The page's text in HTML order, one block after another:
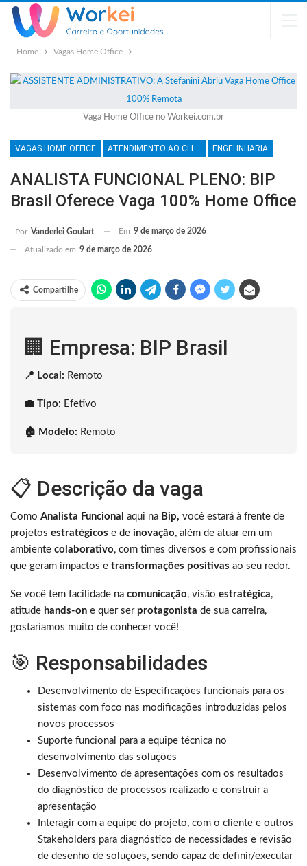
Home Vagas Home Office
Vaga Home Office no Workei.com.br
VAGAS HOME OFFICE ATENDIMENTO AO CLIENTE ENGEHNHARIA
ANALISTA FUNCIONAL PLENO: BIP
Brasil Oferece Vaga 100% Home Office
Por Vanderlei Goulart Em 9 de março de 2026
Atualizado em 9 de março de 2026
Compartilhe
🏢 Empresa: BIP Brasil
📍 Local: Remoto
💼 Tipo: Efetivo
🏠 Modelo: Remoto
📋 Descrição da vaga
Como Analista Funcional aqui na Bip, você estará à frente de
projetos estratégicos e de inovação, além de atuar em um
ambiente colaborativo, com times diversos e com profissionais
que geram impactos e transformações positivas ao seu redor.
Se você tem facilidade na comunicação, visão estratégica,
atitude hands-on e quer ser protagonista de sua carreira,
gostaríamos muito de conhecer você!
🎯 Responsabilidades
Desenvolvimento de Especificações funcionais para os
sistemas com foco nas modificações introduzidas pelos
novos processos
Suporte funcional para a equipe técnica no
desenvolvimento das soluções
Desenvolvimento de apresentações com os resultados
do diagnóstico de processos realizado e construir a
apresentação
Interagir com a equipe do projeto, com o cliente e outros
Stakeholders para diagnóstico de necessidades e revisão
de desenho de soluções, sendo capaz de definir/executar